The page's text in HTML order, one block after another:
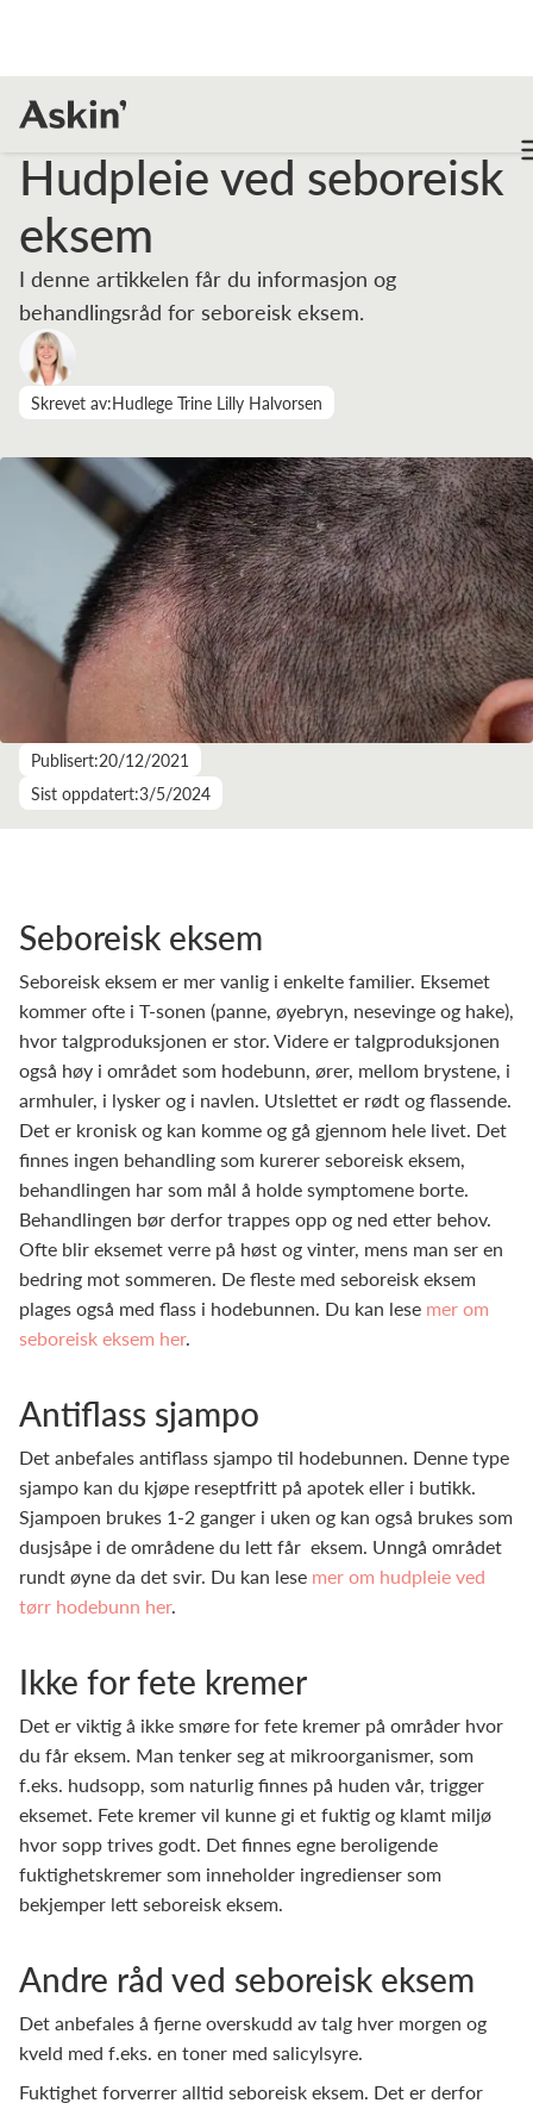
Fagartikler
Hudpleie ved seboreisk
eksem
I denne artikkelen får du informasjon og
behandlingsråd for seboreisk eksem.
Skrevet av:Hudlege Trine Lilly Halvorsen
Publisert:20/12/2021
Sist oppdatert:3/5/2024
Seboreisk eksem
Seboreisk eksem er mer vanlig i enkelte familier. Eksemet
kommer ofte i T-sonen (panne, øyebryn, nesevinge og hake),
hvor talgproduksjonen er stor. Videre er talgproduksjonen
også høy i området som hodebunn, ører, mellom brystene, i
armhuler, i lysker og i navlen. Utslettet er rødt og flassende.
Det er kronisk og kan komme og gå gjennom hele livet. Det
finnes ingen behandling som kurerer seboreisk eksem,
behandlingen har som mål å holde symptomene borte.
Behandlingen bør derfor trappes opp og ned etter behov.
Ofte blir eksemet verre på høst og vinter, mens man ser en
bedring mot sommeren. De fleste med seboreisk eksem
plages også med flass i hodebunnen. Du kan lese mer om
seboreisk eksem her.
Antiflass sjampo
Det anbefales antiflass sjampo til hodebunnen. Denne type
sjampo kan du kjøpe reseptfritt på apotek eller i butikk.
Sjampoen brukes 1-2 ganger i uken og kan også brukes som
dusjsåpe i de områdene du lett får eksem. Unngå området
rundt øyne da det svir. Du kan lese mer om hudpleie ved
tørr hodebunn her.
Ikke for fete kremer
Det er viktig å ikke smøre for fete kremer på områder hvor
du får eksem. Man tenker seg at mikroorganismer, som
f.eks. hudsopp, som naturlig finnes på huden vår, trigger
eksemet. Fete kremer vil kunne gi et fuktig og klamt miljø
hvor sopp trives godt. Det finnes egne beroligende
fuktighetskremer som inneholder ingredienser som
bekjemper lett seboreisk eksem.
Andre råd ved seboreisk eksem
Det anbefales å fjerne overskudd av talg hver morgen og
kveld med f.eks. en toner med salicylsyre.
Fuktighet forverrer alltid seboreisk eksem. Det er derfor